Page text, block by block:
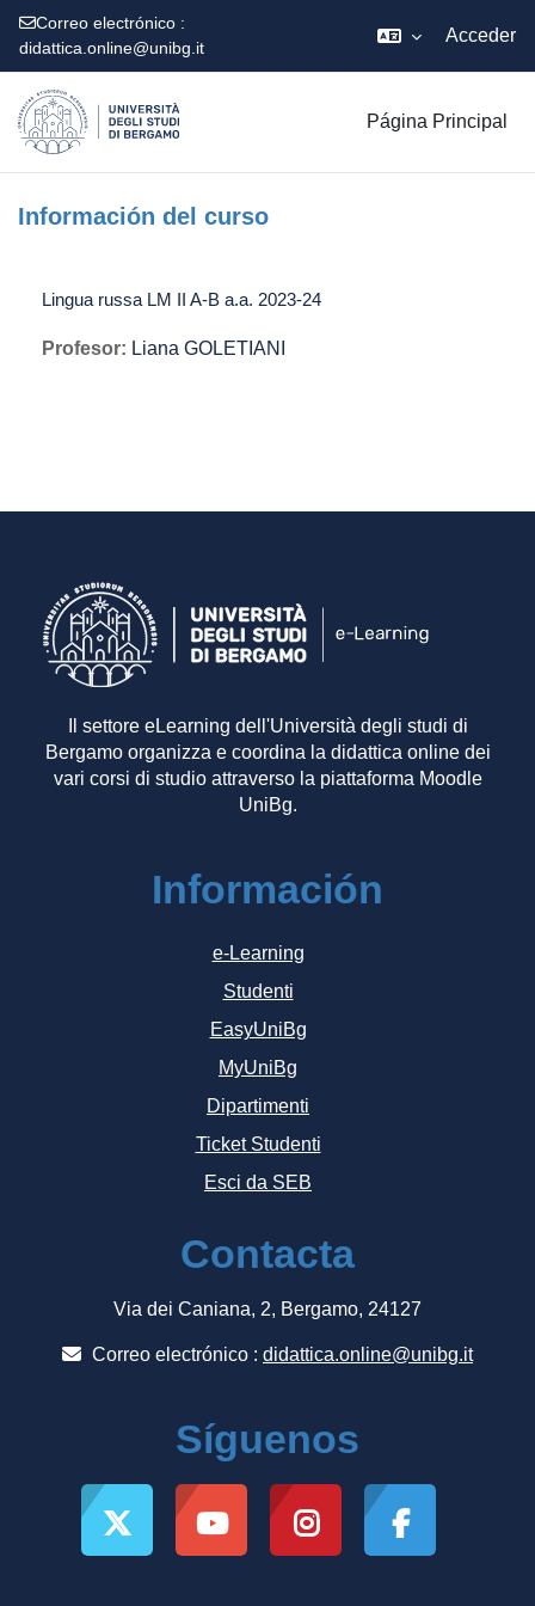
Correo electrónico :
didattica.online@unibg.it
Acceder
Página Principal
Información del curso
Lingua russa LM II A-B a.a. 2023-24
Profesor: Liana GOLETIANI
Il settore eLearning dell'Università degli studi di
Bergamo organizza e coordina la didattica online dei
vari corsi di studio attraverso la piattaforma Moodle
UniBg.
Información
e-Learning
Studenti
EasyUniBg
MyUniBg
Dipartimenti
Ticket Studenti
Esci da SEB
Contacta
Via dei Caniana, 2, Bergamo, 24127
Correo electrónico : didattica.online@unibg.it
Síguenos